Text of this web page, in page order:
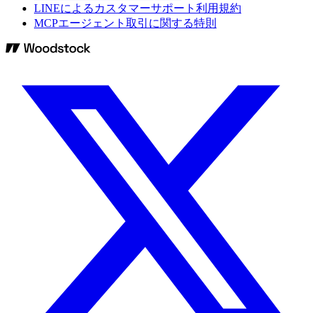
LINEによるカスタマーサポート利用規約
MCPエージェント取引に関する特則